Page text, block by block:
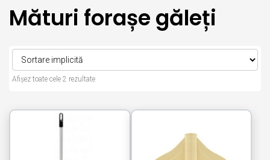
Contact
Mături forașe găleți
Afișez toate cele 2 rezultate